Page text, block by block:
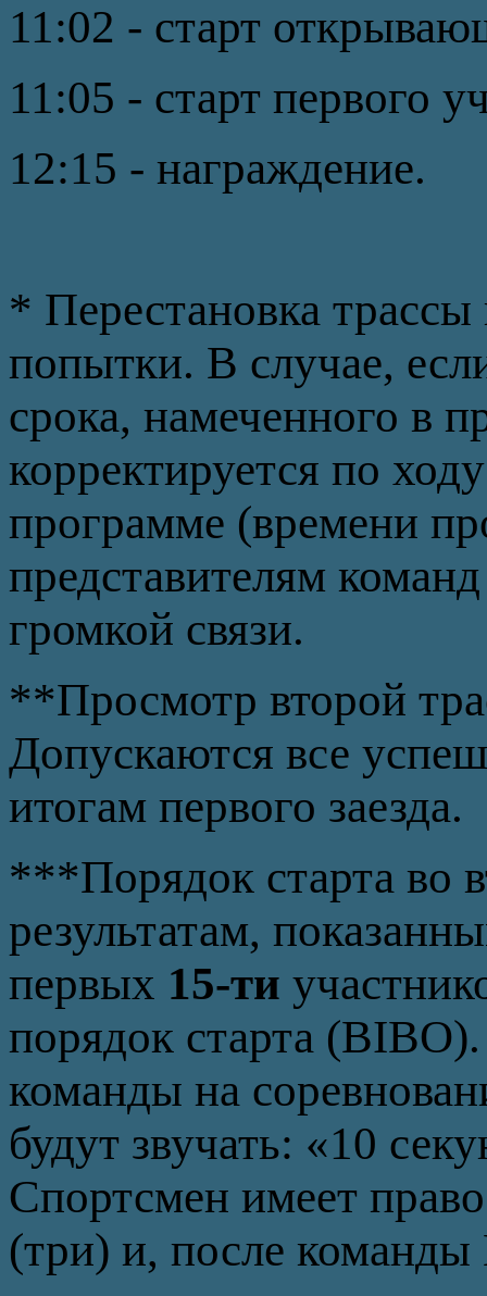
11:02 - старт
11:05 - старт первого
12:15 - награждение.
* Перестановка
попытки. В случае,
срока, намеченного в
корректируется по
программе (времени
представителям
громкой связи.
**Просмотр второй
Допускаются все
итогам первого заезда.
***Порядок старта во
результатам,
первых 15-ти
порядок старта
команды на
будут звучать: «10
Спортсмен имеет право
(три) и, после